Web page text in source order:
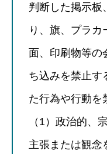
判断した掲示板
り、旗、プラカ
面、印刷物等の
ち込みを禁止す
た行為や行動を
（1）政治的、
主張または観念